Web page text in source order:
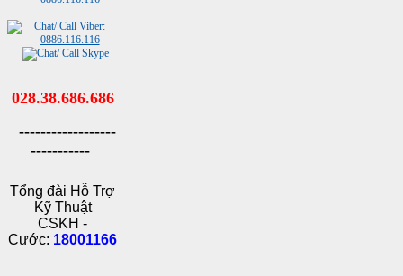
028.38.686.686
------------------
-----------
Tổng đài Hỗ Trợ
Kỹ Thuật
CSKH -
Cước: 18001166